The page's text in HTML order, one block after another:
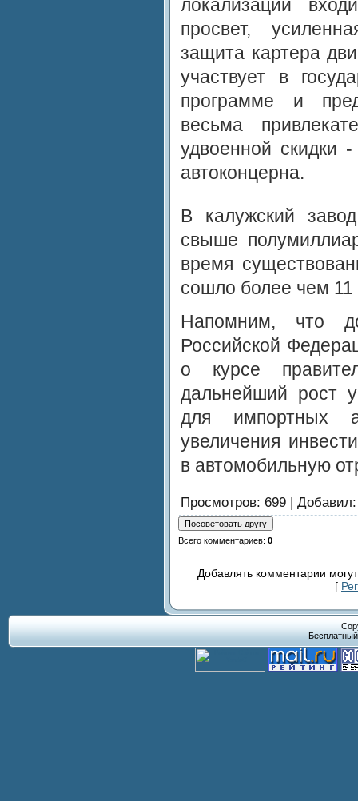
локализации
просвет,
защита картера
участвует в
программе и
весьма
удвоенной скидки
автоконцерна.
В калужский
свыше
время
сошло более чем
Напомним, что
Российской
о курсе
дальнейший рост
для импортных
увеличения
в автомобильную
Просмотров: 699 | Добавил
Всего комментариев: 0
Добавлять комментарии
[